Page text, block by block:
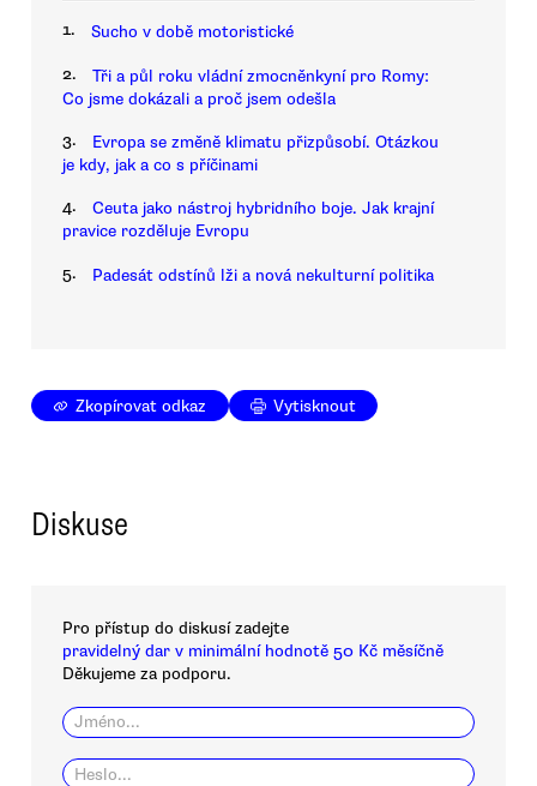
1. Sucho v době motoristické
2.
Tři a půl roku vládní zmocněnkyní pro Romy:
Co jsme dokázali a proč jsem odešla
3.
Evropa se změně klimatu přizpůsobí. Otázkou
je kdy, jak a co s příčinami
4.
Ceuta jako nástroj hybridního boje. Jak krajní
pravice rozděluje Evropu
5. Padesát odstínů lži a nová nekulturní politika
Zkopírovat odkaz Vytisknout
Diskuse
Pro přístup do diskusí zadejte
pravidelný dar v minimální hodnotě 50 Kč měsíčně
Děkujeme za podporu.